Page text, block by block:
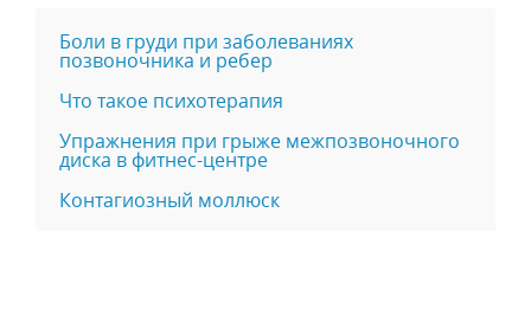
Боли в груди при заболеваниях
позвоночника и ребер
Что такое психотерапия
Упражнения при грыже межпозвоночного
диска в фитнес-центре
Контагиозный моллюск